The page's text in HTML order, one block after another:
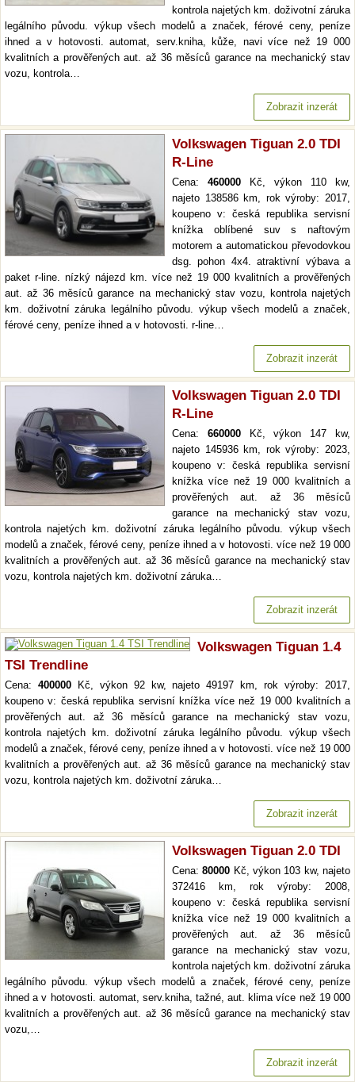
kontrola najetých km. doživotní záruka
legálního původu. výkup všech modelů a značek, férové ceny, peníze
ihned a v hotovosti. automat, serv.kniha, kůže, navi více než 19 000
kvalitních a prověřených aut. až 36 měsíců garance na mechanický stav
vozu, kontrola…
Zobrazit inzerát
Volkswagen Tiguan 2.0 TDI
R-Line
Cena: 460000 Kč, výkon 110 kw,
najeto 138586 km, rok výroby: 2017,
koupeno v: česká republika servisní
knížka oblíbené suv s naftovým
motorem a automatickou převodovkou
dsg. pohon 4x4. atraktivní výbava a
paket r-line. nízký nájezd km. více než 19 000 kvalitních a prověřených
aut. až 36 měsíců garance na mechanický stav vozu, kontrola najetých
km. doživotní záruka legálního původu. výkup všech modelů a značek,
férové ceny, peníze ihned a v hotovosti. r-line…
Zobrazit inzerát
Volkswagen Tiguan 2.0 TDI
R-Line
Cena: 660000Kč, výkon 147 kw,
najeto 145936 km, rok výroby: 2023,
koupeno v: česká republika servisní
knížka více než 19 000 kvalitních a
prověřených aut. až 36 měsíců
garance na mechanický stav vozu,
kontrola najetých km. doživotní záruka legálního původu. výkup všech
modelů a značek, férové ceny, peníze ihned a v hotovosti. více než 19 000
kvalitních a prověřených aut. až 36 měsíců garance na mechanický stav
vozu, kontrola najetých km. doživotní záruka…
Zobrazit inzerát
Volkswagen Tiguan 1.4
TSI Trendline
Cena: 400000Kč, výkon 92 kw, najeto 49197 km, rok výroby: 2017,
koupeno v: česká republika servisní knížka více než 19 000 kvalitních a
prověřených aut. až 36 měsíců garance na mechanický stav vozu,
kontrola najetých km. doživotní záruka legálního původu. výkup všech
modelů a značek, férové ceny, peníze ihned a v hotovosti. více než 19 000
kvalitních a prověřených aut. až 36 měsíců garance na mechanický stav
vozu, kontrola najetých km. doživotní záruka…
Zobrazit inzerát
Volkswagen Tiguan 2.0 TDI
Cena:80000 Kč, výkon 103 kw, najeto
372416 km, rok výroby: 2008,
koupeno v: česká republika servisní
knížka více než 19 000 kvalitních a
prověřených aut. až 36 měsíců
garance na mechanický stav vozu,
kontrola najetých km. doživotní záruka
legálního původu. výkup všech modelů a značek, férové ceny, peníze
ihned a v hotovosti. automat, serv.kniha, tažné, aut. klima více než 19 000
kvalitních a prověřených aut. až 36 měsíců garance na mechanický stav
vozu,…
Zobrazit inzerát